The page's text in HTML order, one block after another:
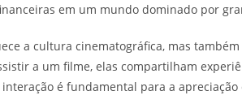
em um mundo dominado por
a cultura cinematográfica, mas
a um filme, elas compartilham
é fundamental para a